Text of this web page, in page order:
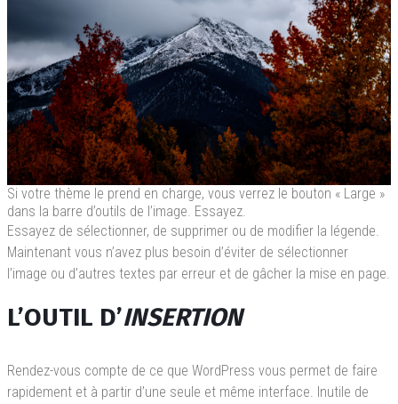
Si votre thème le prend en charge, vous verrez le bouton « Large »
dans la barre d’outils de l’image. Essayez.
Essayez de sélectionner, de supprimer ou de modifier la légende.
Maintenant vous n’avez plus besoin d’éviter de sélectionner
l’image ou d’autres textes par erreur et de gâcher la mise en page.
L’OUTIL D’INSERTION
Rendez-vous compte de ce que WordPress vous permet de faire
rapidement et à partir d’une seule et même interface. Inutile de